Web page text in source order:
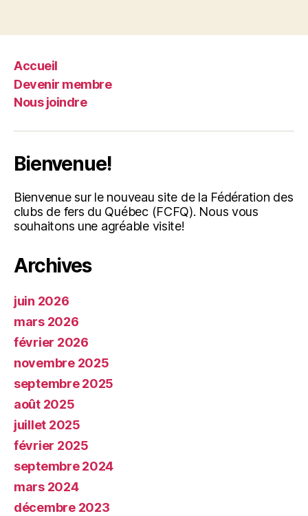
Accueil
Devenir membre
Nous joindre
Bienvenue!
Bienvenue sur le nouveau site de la Fédération des
clubs de fers du Québec (FCFQ). Nous vous
souhaitons une agréable visite!
Archives
juin 2026
mars 2026
février 2026
novembre 2025
septembre 2025
août 2025
juillet 2025
février 2025
septembre 2024
mars 2024
décembre 2023